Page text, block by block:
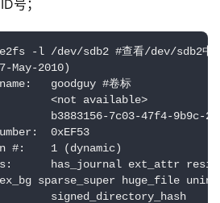
号；
-l /dev/sdb2 #查看/dev/sdb2中
May-2010)
goodguy #卷标
<not available>
b3883156-7c03-47f4-9b9c-
0xEF53
#:    1 (dynamic)
has_journal ext_attr
sparse_super huge_file
signed_directory_hash